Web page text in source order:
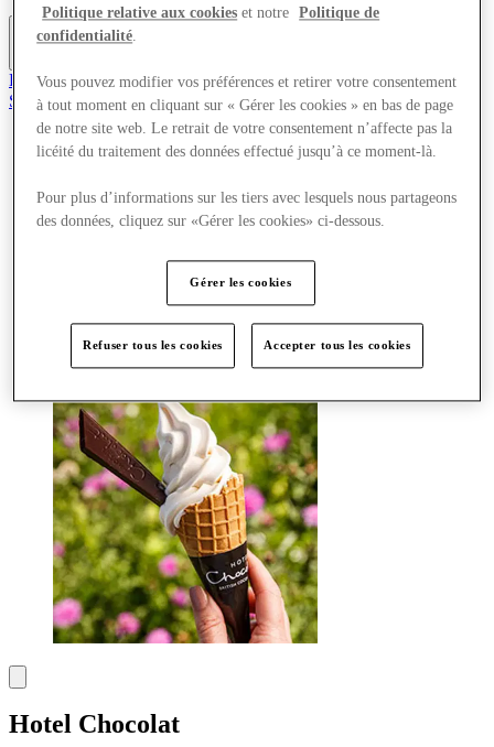
Rejoignez le Club
Sauvé
Magasins
Planifiez votre visite
Quoi de neuf
Plus
Hotel Chocolat
Politique relative aux cookies et notre
Politique de
confidentialité.
Vous pouvez modifier vos préférences et retirer votre consentement
à tout moment en cliquant sur « Gérer les cookies » en bas de page
de notre site web. Le retrait de votre consentement n’affecte pas la
licéité du traitement des données effectué jusqu’à ce moment-là.
Pour plus d’informations sur les tiers avec lesquels nous partageons
des données, cliquez sur «Gérer les cookies» ci-dessous.
Gérer les cookies
Refuser tous les cookies Accepter tous les cookies